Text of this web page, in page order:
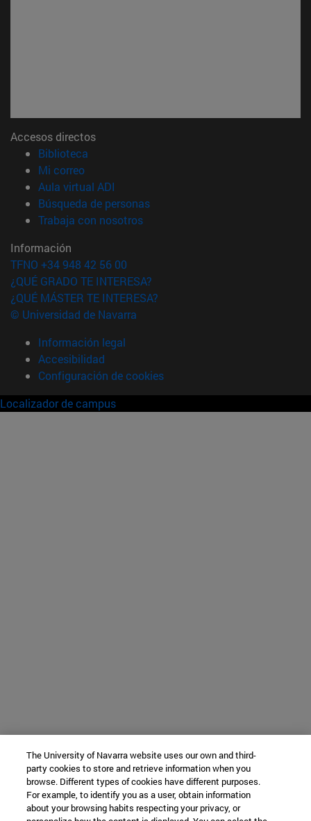
Accesos directos
Biblioteca
Mi correo(abre en nueva ventana)
Aula virtual ADI
Búsqueda de personas(abre en nueva ventana)
Trabaja con nosotros(abre en nueva ventana)
Información
TFNO +34 948 42 56 00
¿QUÉ GRADO TE INTERESA?
¿QUÉ MÁSTER TE INTERESA?
© Universidad de Navarra
Información legal
Accesibilidad
Configuración de cookies
Localizador de campus
The University of Navarra website uses our own and third-
party cookies to store and retrieve information when you
browse. Different types of cookies have different purposes.
For example, to identify you as a user, obtain information
about your browsing habits respecting your privacy, or